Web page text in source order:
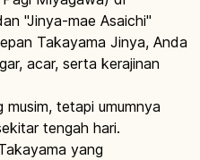
"Jinya-mae Asaichi"
Takayama Jinya, Anda
acar, serta kerajinan
tetapi umumnya
tengah hari.
yang